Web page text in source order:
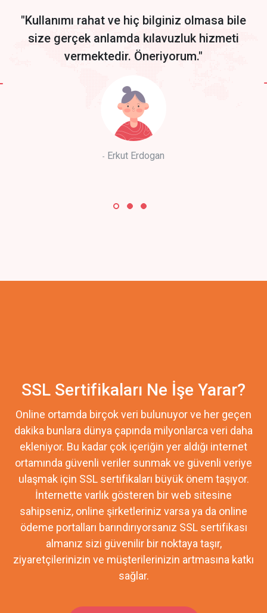
"Kullanımı rahat ve hiç bilginiz olmasa bile
size gerçek anlamda kılavuzluk hizmeti
vermektedir. Öneriyorum."
Erkut Erdogan
SSL Sertifikaları Ne İşe Yarar?
Online ortamda birçok veri bulunuyor ve her geçen
dakika bunlara dünya çapında milyonlarca veri daha
ekleniyor. Bu kadar çok içeriğin yer aldığı internet
ortamında güvenli veriler sunmak ve güvenli veriye
ulaşmak için SSL sertifikaları büyük önem taşıyor.
İnternette varlık gösteren bir web sitesine
sahipseniz, online şirketleriniz varsa ya da online
ödeme portalları barındırıyorsanız SSL sertifikası
almanız sizi güvenilir bir noktaya taşır,
ziyaretçilerinizin ve müşterilerinizin artmasına katkı
sağlar.